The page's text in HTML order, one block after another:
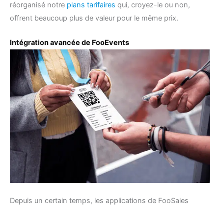
réorganisé notre plans tarifaires qui, croyez-le ou non,
offrent beaucoup plus de valeur pour le même prix.
Intégration avancée de FooEvents
Depuis un certain temps, les applications de FooSales